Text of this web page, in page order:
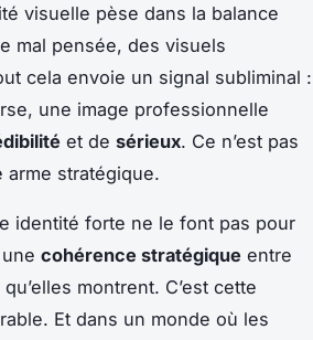
visuelle pèse dans la balance
mal pensée, des visuels
cela envoie un signal subliminal :
une image professionnelle
et de sérieux. Ce n’est pas
arme stratégique.
identité forte ne le font pas pour
cohérence stratégique entre
montrent. C’est cette
Et dans un monde où les